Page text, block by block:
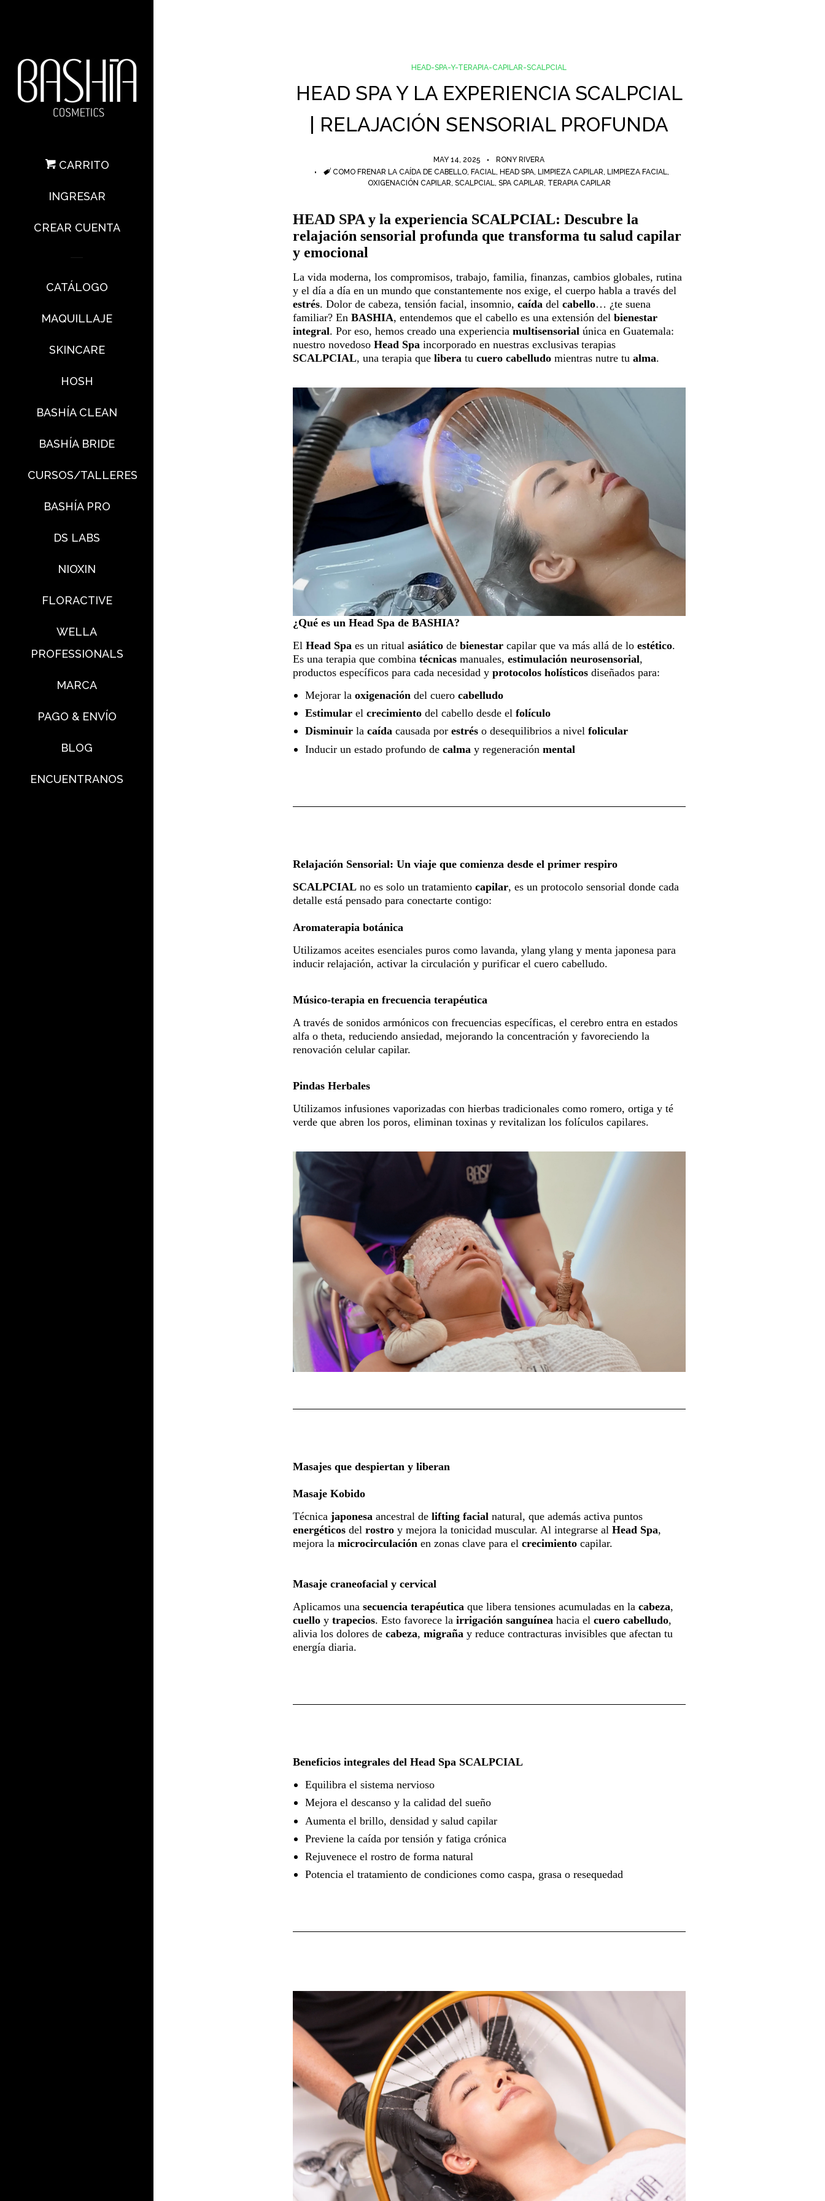
CARRITO
INGRESAR
CREAR CUENTA
CATÁLOGO
MAQUILLAJE
SKINCARE
HOSH
BASHÍA CLEAN
BASHÍA BRIDE
CURSOS/TALLERES
BASHÍA PRO
DS LABS
NIOXIN
FLORACTIVE
WELLA
PROFESSIONALS
MARCA
PAGO & ENVÍO
BLOG
ENCUENTRANOS
HEAD-SPA-Y-TERAPIA-CAPILAR-SCALPCIAL
HEAD SPA Y LA EXPERIENCIA SCALPCIAL
| RELAJACIÓN SENSORIAL PROFUNDA
MAY 14, 2025
RONY RIVERA
ETIQUETAS
COMO FRENAR LA CAÍDA DE CABELLO, FACIAL, HEAD SPA, LIMPIEZA CAPILAR, LIMPIEZA FACIAL,
OXIGENACIÓN CAPILAR, SCALPCIAL, SPA CAPILAR, TERAPIA CAPILAR
HEAD SPA y la experiencia SCALPCIAL: Descubre la
relajación sensorial profunda que transforma tu salud capilar
y emocional
La vida moderna, los compromisos, trabajo, familia, finanzas, cambios globales, rutina
y el día a día en un mundo que constantemente nos exige, el cuerpo habla a través del
estrés. Dolor de cabeza, tensión facial, insomnio,caída delcabello… ¿te suena
familiar? EnBASHIA, entendemos que el cabello es una extensión delbienestar
integral. Por eso, hemos creado una experienciamultisensorial única en Guatemala:
nuestro novedosoHead Spa incorporado en nuestras exclusivas terapias
SCALPCIAL, una terapia quelibera tucuero cabelludo mientras nutre tualma.
¿Qué es un Head Spa de BASHIA?
ElHead Spa es un ritualasiático debienestar capilar que va más allá de loestético.
Es una terapia que combinatécnicas manuales,estimulación neurosensorial,
productos específicos para cada necesidad yprotocolos holísticos diseñados para:
Mejorar laoxigenación del cuerocabelludo
Estimular elcrecimiento del cabello desde elfolículo
Disminuir lacaída causada porestrés o desequilibrios a nivelfolicular
Inducir un estado profundo decalma y regeneraciónmental
Relajación Sensorial: Un viaje que comienza desde el primer respiro
SCALPCIAL no es solo un tratamientocapilar, es un protocolo sensorial donde cada
detalle está pensado para conectarte contigo:
Aromaterapia botánica
Utilizamos aceites esenciales puros como lavanda, ylang ylang y menta japonesa para
inducir relajación, activar la circulación y purificar el cuero cabelludo.
Músico-terapia en frecuencia terapéutica
A través de sonidos armónicos con frecuencias específicas, el cerebro entra en estados
alfa o theta, reduciendo ansiedad, mejorando la concentración y favoreciendo la
renovación celular capilar.
Pindas Herbales
Utilizamos infusiones vaporizadas con hierbas tradicionales como romero, ortiga y té
verde que abren los poros, eliminan toxinas y revitalizan los folículos capilares.
Masajes que despiertan y liberan
Masaje Kobido
Técnicajaponesa ancestral delifting facial natural, que además activa puntos
energéticos delrostro y mejora la tonicidad muscular. Al integrarse alHead Spa,
mejora lamicrocirculación en zonas clave para elcrecimiento capilar.
Masaje craneofacial y cervical
Aplicamos unasecuencia terapéutica que libera tensiones acumuladas en lacabeza,
cuello ytrapecios. Esto favorece lairrigación sanguínea hacia elcuero cabelludo,
alivia los dolores decabeza,migraña y reduce contracturas invisibles que afectan tu
energía diaria.
Beneficios integrales del Head Spa SCALPCIAL
Equilibra el sistema nervioso
Mejora el descanso y la calidad del sueño
Aumenta el brillo, densidad y salud capilar
Previene la caída por tensión y fatiga crónica
Rejuvenece el rostro de forma natural
Potencia el tratamiento de condiciones como caspa, grasa o resequedad